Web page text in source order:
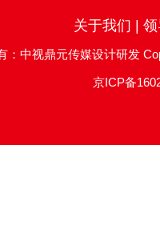
关于我们
：中视鼎元传媒设计研发
京ICP备